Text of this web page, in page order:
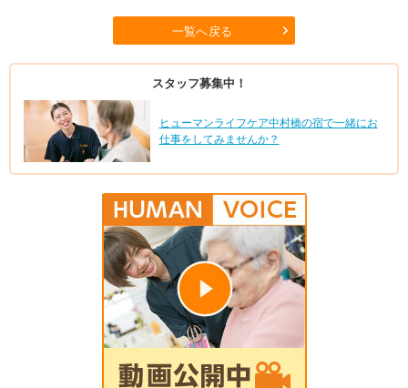
一覧へ戻る
スタッフ募集中！
ヒューマンライフケア中村橋の宿で一緒にお
仕事をしてみませんか？